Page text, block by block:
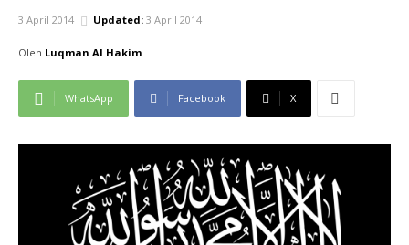
3 April 2014 Updated: 3 April 2014
Oleh Luqman Al Hakim
WhatsApp Facebook X